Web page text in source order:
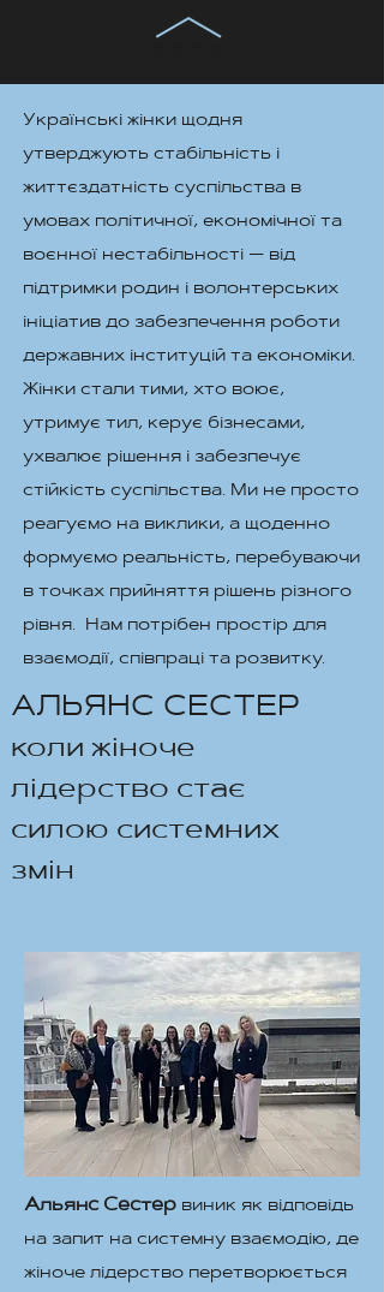
Українські жінки щодня
утверджують стабільність і
життєздатність суспільства в
умовах політичної, економічної та
воєнної нестабільності — від
підтримки родин і волонтерських
ініціатив до забезпечення роботи
державних інституцій та економіки.
Жінки стали тими, хто воює,
утримує тил, керує бізнесами,
ухвалює рішення і забезпечує
стійкість суспільства. Ми не просто
реагуємо на виклики, а щоденно
формуємо реальність, перебуваючи
в точках прийняття рішень різного
рівня. Нам потрібен простір для
взаємодії, співпраці та розвитку.
АЛЬЯНС СЕСТЕР
коли жіноче
лідерство стає
силою системних
змін
Альянс Сестер виник як відповідь
на запит на системну взаємодію, де
жіноче лідерство перетворюється